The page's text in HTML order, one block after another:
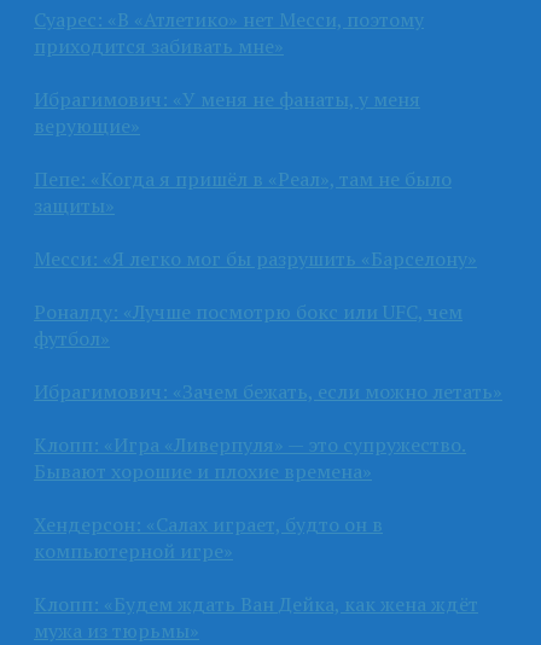
Суарес: «В «Атлетико» нет Месси, поэтому
приходится забивать мне»
Ибрагимович: «У меня не фанаты, у меня
верующие»
Пепе: «Когда я пришёл в «Реал», там не было
защиты»
Месси: «Я легко мог бы разрушить «Барселону»
Роналду: «Лучше посмотрю бокс или UFC, чем
футбол»
Ибрагимович: «Зачем бежать, если можно летать»
Клопп: «Игра «Ливерпуля» — это супружество.
Бывают хорошие и плохие времена»
Хендерсон: «Салах играет, будто он в
компьютерной игре»
Клопп: «Будем ждать Ван Дейка, как жена ждёт
мужа из тюрьмы»